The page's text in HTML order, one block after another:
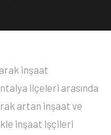
inşaat
ilçeleri arasında
artan inşaat ve
inşaat işçileri